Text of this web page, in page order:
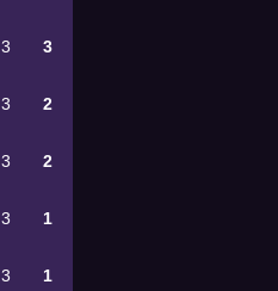
3 3
3 2
3 2
3 1
3 1